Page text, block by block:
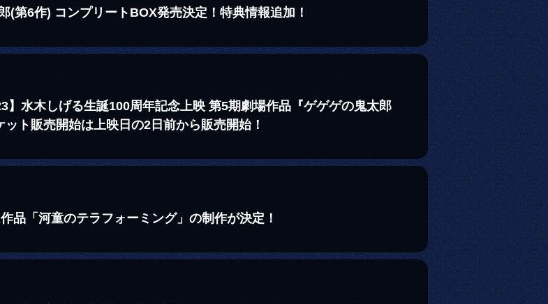
6作) コンプリートBOX発売決定！特典情報追加！
】水木しげる生誕100周年記念上映 第5期劇場作品『ゲゲゲの鬼太郎
ト販売開始は上映日の2日前から販売開始！
品「河童のテラフォーミング」の制作が決定！